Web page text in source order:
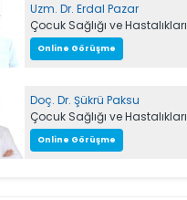
Uzm. Dr. Erdal Pazar
Çocuk Sağlığı ve Hastalıkları
Online Görüşme
Doç. Dr. Şükrü Paksu
Çocuk Sağlığı ve Hastalıkları
Online Görüşme